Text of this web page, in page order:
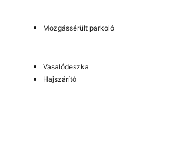
Mozgássérült parkoló
Vasalódeszka
Hajszárító